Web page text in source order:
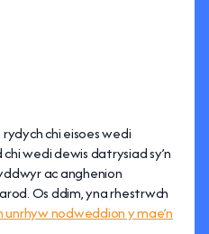
chi eisoes wedi
wedi dewis datrysiad sy’n
ac anghenion
Os ddim, yna rhestrwch
nodweddion y mae’n